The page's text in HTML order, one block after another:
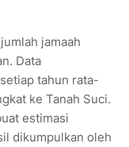
jamaah
Data
tahun rata-
ke Tanah Suci.
estimasi
dikumpulkan oleh